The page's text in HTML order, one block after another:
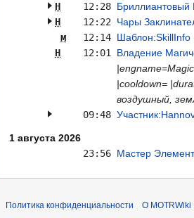
Н 12:28
Н 12:22 Чары
м 12:14 Шаблон:SkillInfo
Н 12:01 Владение
|cooldown=
воздушный,
09:48
1 августа 2026
23:56 Мастер
Политика конфиденциальности О MOTRWiki